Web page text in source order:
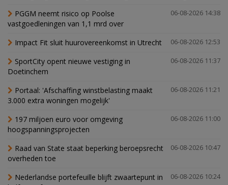
06-08-2026 14:38
PGGM neemt risico op Poolse
vastgoedleningen van 1,1 mrd over
06-08-2026 12:53
Impact Fit sluit huurovereenkomst in Utrecht
06-08-2026 11:37
SportCity opent nieuwe vestiging in
Doetinchem
06-08-2026 11:21
Portaal: 'Afschaffing winstbelasting maakt
3.000 extra woningen mogelijk'
06-08-2026 11:00
197 miljoen euro voor omgeving
hoogspanningsprojecten
06-08-2026 10:47
Raad van State staat beperking beroepsrecht
overheden toe
06-08-2026 10:24
Nederlandse portefeuille blijft zwaartepunt in